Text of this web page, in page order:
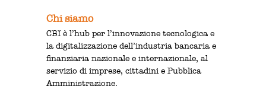
Chi siamo
CBI è l’hub per l’innovazione tecnologica e
la digitalizzazione dell’industria bancaria e
finanziaria nazionale e internazionale, al
servizio di imprese, cittadini e Pubblica
Amministrazione.